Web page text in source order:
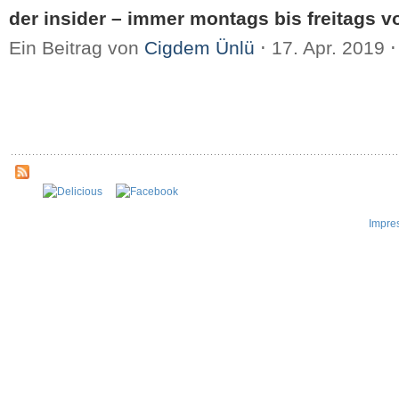
der insider – immer montags bis freitags
Ein Beitrag von Cigdem Ünlü ⋅ 17. Apr. 2019 ⋅